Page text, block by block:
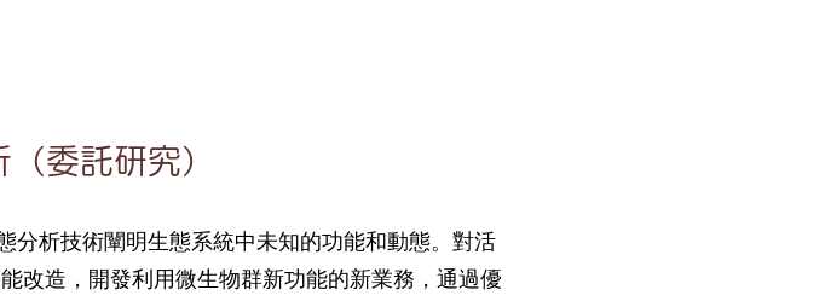
委託研究）
析技術闡明生態系統中未知的功能和動態。對活
改造，開發利用微生物群新功能的新業務，通過優